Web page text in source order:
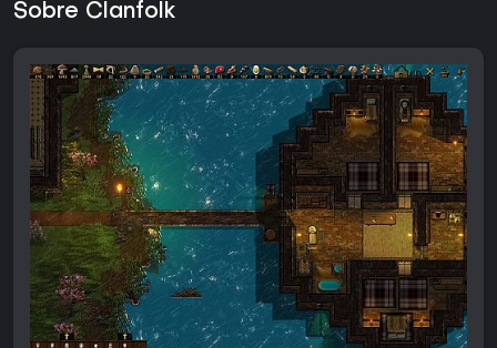
Sobre Clanfolk